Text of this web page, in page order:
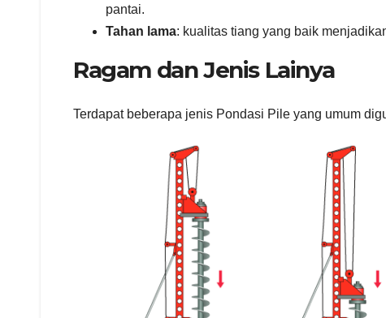
pantai.
Tahan lama: kualitas tiang yang baik
Ragam dan Jenis Lainya
Terdapat beberapa jenis Pondasi Pile yang umum